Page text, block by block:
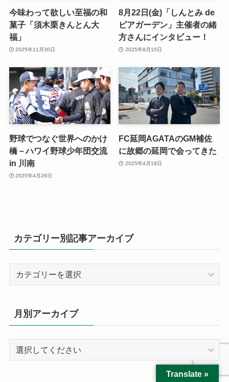
今味わって欲しい至福の和
菓子「須木栗きんとん大
福」
2025年11月30日
8月22日(金)「しんとみ de
ビアガーデン」主催者の緒
方さんにインタビュー！
2025年8月15日
野球でつなぐ世界へのかけ
橋－ハワイ野球少年団交流
in 川南
2025年4月26日
FC延岡AGATAのGM補佐
に故郷の延岡で会ってきた
2025年4月19日
カテゴリー別記事アーカイブ
リ
ー
記
事
月別アーカイブ
Translate »